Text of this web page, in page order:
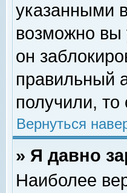
указанными
возможно вы
он
правильный
получили,
Вернуться
» Я давно
Наиболее